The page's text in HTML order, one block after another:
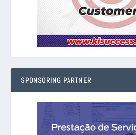
SPONSORING PARTNER